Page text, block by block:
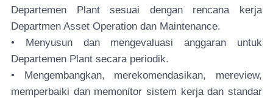
Departemen Plant sesuai dengan rencana kerja
Departmen Asset Operation dan Maintenance.
• Menyusun dan mengevaluasi anggaran untuk
Departemen Plant secara periodik.
• Mengembangkan, merekomendasikan, mereview,
memperbaiki dan memonitor sistem kerja dan standar